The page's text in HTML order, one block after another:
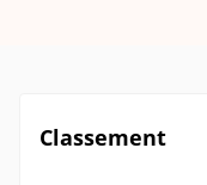
Classement